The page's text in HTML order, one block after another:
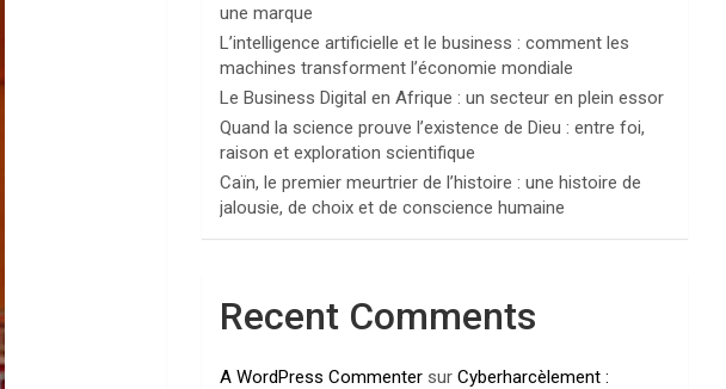
une marque
L’intelligence artificielle et le business : comment les
machines transforment l’économie mondiale
Le Business Digital en Afrique : un secteur en plein essor
Quand la science prouve l’existence de Dieu : entre foi,
raison et exploration scientifique
Caïn, le premier meurtrier de l’histoire : une histoire de
jalousie, de choix et de conscience humaine
Recent Comments
A WordPress Commenter surCyberharcèlement :